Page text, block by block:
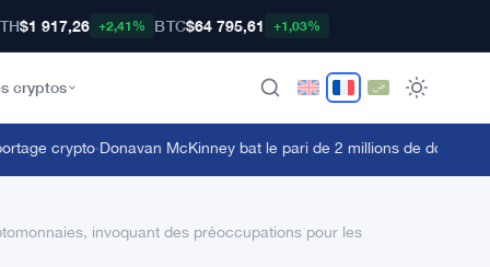
$1 917,26 +2,41% BTC$64 795,61 +1,03%
cryptos
crypto·Donavan McKinney bat le pari de 2 millions de dollars des
invoquant des préoccupations pour les